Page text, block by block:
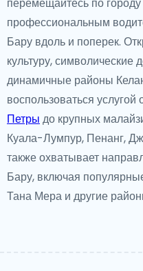
профессиональным
Бару вдоль и поперек.
культуру, символические
динамичные районы
воспользоваться услугой
Петры до крупных
Куала-Лумпур, Пенанг,
также охватывает
Бару, включая
Тана Мера и другие